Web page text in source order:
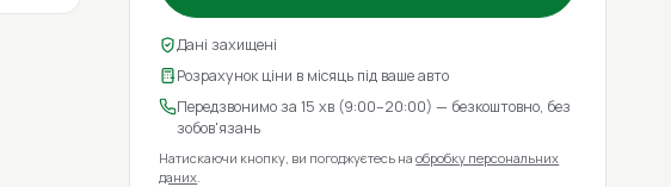
Дані захищені
Розрахунок ціни в місяць під ваше авто
Передзвонимо за 15 хв (9:00–20:00) — безкоштовно, без
зобов'язань
Натискаючи кнопку, ви погоджуєтесь наобробку персональних
даних